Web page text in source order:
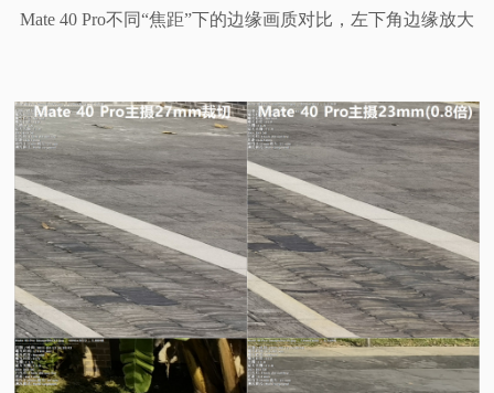
Mate 40 Pro不同“焦距”下的边缘画质对比，左下角边缘放大